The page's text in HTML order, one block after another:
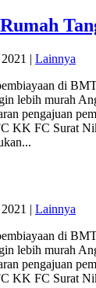
| Lainnya
di
lebih murah
pengajuan
KK FC Surat
| Lainnya
di
lebih murah
pengajuan
KK FC Surat